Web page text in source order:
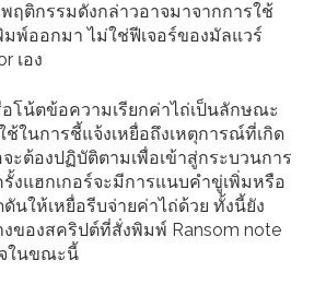
ฤติกรรมดังกล่าวอาจมาจากการใช้
พ์ออกมา ไม่ใช่ฟีเจอร์ของมัลแวร์
เอง
อโน้ตข้อความเรียกค่าไถ่เป็นลักษณะ
ในการชี้แจ้งเหยื่อถึงเหตุการณ์ที่เกิด
ะต้องปฏิบัติตามเพื่อเข้าสู่กระบวนการ
รั้งแฮกเกอร์จะมีการแนบคำขู่เพิ่มหรือ
ดันให้เหยื่อรีบจ่ายค่าไถ่ด้วย ทั้งนี้ยัง
ของสคริปต์ที่สั่งพิมพ์ Ransom note
ในขณะนี้